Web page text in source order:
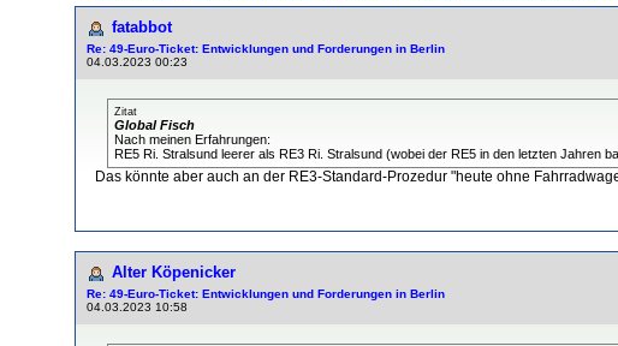
fatabbot
Re: 49-Euro-Ticket: Entwicklungen und Forderungen in Berlin
04.03.2023 00:23
Zitat
Global Fisch
Nach meinen Erfahrungen:
RE5 Ri. Stralsund leerer als RE3 Ri. Stralsund (wobei der RE5 in den letzten Jahren
Das könnte aber auch an der RE3-Standard-Prozedur "heute ohne
Alter Köpenicker
Re: 49-Euro-Ticket: Entwicklungen und Forderungen in Berlin
04.03.2023 10:58